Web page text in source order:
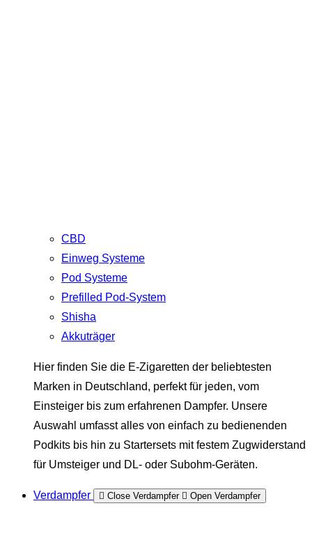
CBD
Einweg Systeme
Pod Systeme
Prefilled Pod-System
Shisha
Akkuträger
Hier finden Sie die E-Zigaretten der beliebtesten
Marken in Deutschland, perfekt für jeden, vom
Einsteiger bis zum erfahrenen Dampfer. Unsere
Auswahl umfasst alles von einfach zu bedienenden
Podkits bis hin zu Startersets mit festem Zugwiderstand
für Umsteiger und DL- oder Subohm-Geräten.
Verdampfer Close Verdampfer Open Verdampfer